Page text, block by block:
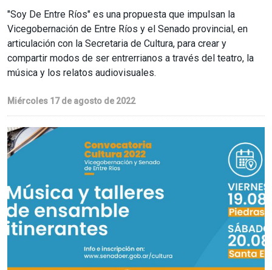
"Soy De Entre Ríos" es una propuesta que impulsan la
Vicegobernación de Entre Ríos y el Senado provincial, en
articulación con la Secretaria de Cultura, para crear y
compartir modos de ser entrerrianos a través del teatro, la
música y los relatos audiovisuales.
Miércoles 17 de agosto de 2022